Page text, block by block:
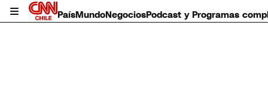
PaísMundoNegociosPodcast y Programas